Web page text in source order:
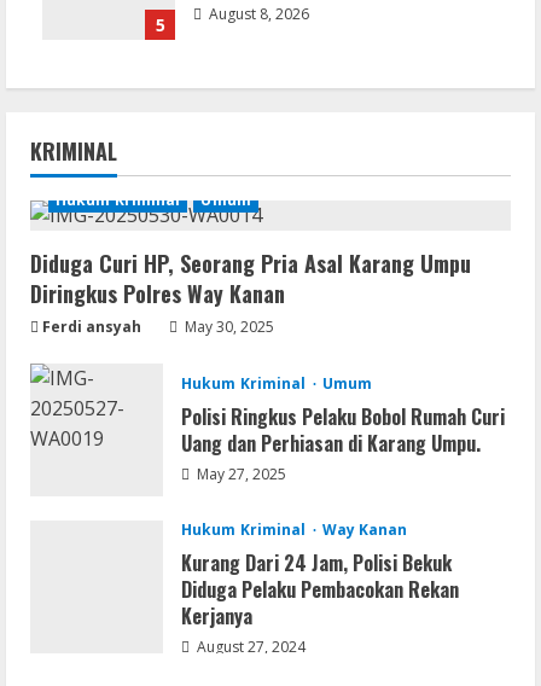
5 August 8, 2026
KRIMINAL
Hukum Kriminal Umum
Diduga Curi HP, Seorang Pria Asal Karang Umpu
Diringkus Polres Way Kanan
Ferdi ansyah May 30, 2025
Hukum Kriminal Umum
Polisi Ringkus Pelaku Bobol Rumah Curi
Uang dan Perhiasan di Karang Umpu.
May 27, 2025
Hukum Kriminal Way Kanan
Kurang Dari 24 Jam, Polisi Bekuk
Diduga Pelaku Pembacokan Rekan
Kerjanya
August 27, 2024